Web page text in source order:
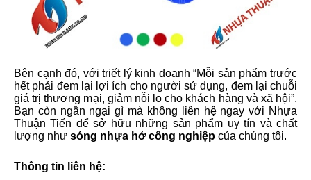
Bên cạnh đó, với triết lý kinh doanh “Mỗi sản phẩm trước
hết phải đem lại lợi ích cho người sử dụng, đem lại chuỗi
giá trị thương mại, giảm nỗi lo cho khách hàng và xã hội”.
Bạn còn ngần ngại gì mà không liên hệ ngay với Nhựa
Thuận Tiến để sở hữu những sản phẩm uy tín và chất
lượng như sóng nhựa hở công nghiệp của chúng tôi.
Thông tin liên hệ: